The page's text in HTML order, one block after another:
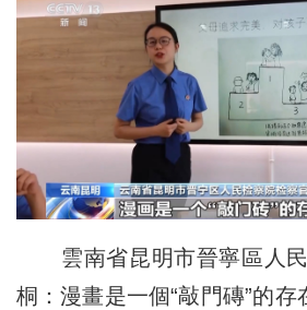
雲南省昆明市晉寧區人民
桐：漫畫是一個“敲門磚”的